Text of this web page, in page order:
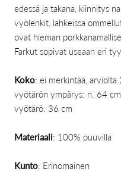
edessä ja takana, kiinnitys
vyölenkit, lahkeissa
ovat hieman
Farkut sopivat useaan eri
Koko: ei merkintää, arviolta
vyötärön ympärys: n. 64
vyötärö: 36 cm
Materiaali: 100% puuvilla
Kunto: Erinomainen